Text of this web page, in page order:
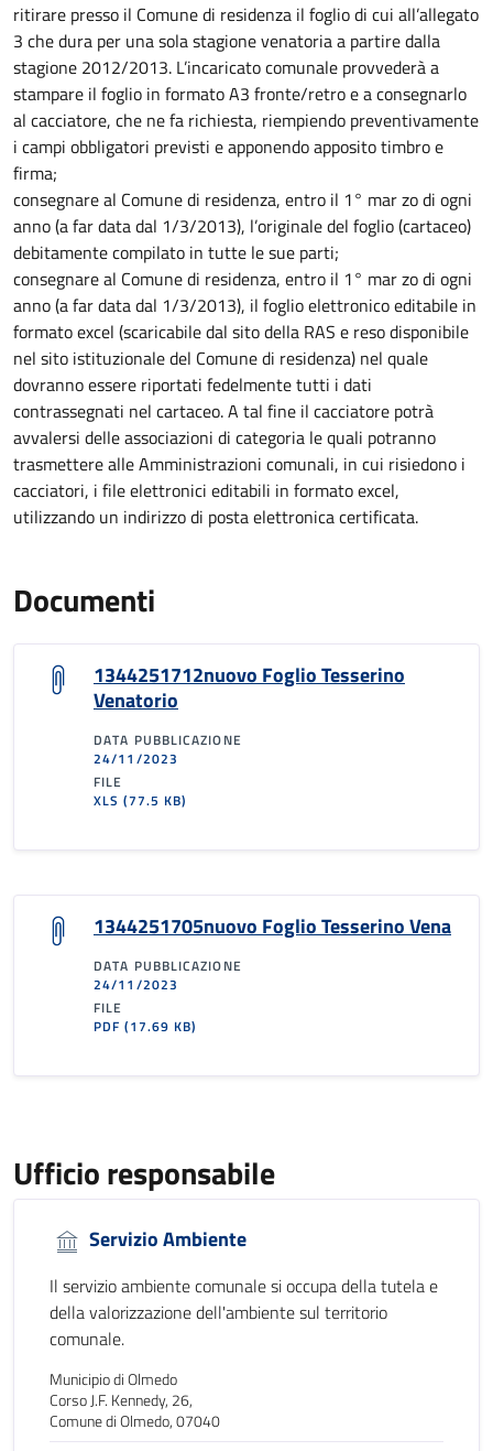
ritirare presso il Comune di residenza il foglio di cui all’allegato
3 che dura per una sola stagione venatoria a partire dalla
stagione 2012/2013. L’incaricato comunale provvederà a
stampare il foglio in formato A3 fronte/retro e a consegnarlo
al cacciatore, che ne fa richiesta, riempiendo preventivamente
i campi obbligatori previsti e apponendo apposito timbro e
firma;
consegnare al Comune di residenza, entro il 1° mar zo di ogni
anno (a far data dal 1/3/2013), l’originale del foglio (cartaceo)
debitamente compilato in tutte le sue parti;
consegnare al Comune di residenza, entro il 1° mar zo di ogni
anno (a far data dal 1/3/2013), il foglio elettronico editabile in
formato excel (scaricabile dal sito della RAS e reso disponibile
nel sito istituzionale del Comune di residenza) nel quale
dovranno essere riportati fedelmente tutti i dati
contrassegnati nel cartaceo. A tal fine il cacciatore potrà
avvalersi delle associazioni di categoria le quali potranno
trasmettere alle Amministrazioni comunali, in cui risiedono i
cacciatori, i file elettronici editabili in formato excel,
utilizzando un indirizzo di posta elettronica certificata.
Documenti
1344251712nuovo Foglio Tesserino
Venatorio
DATA PUBBLICAZIONE
24/11/2023
FILE
XLS(77.5 KB)
1344251705nuovo Foglio Tesserino Vena
DATA PUBBLICAZIONE
24/11/2023
FILE
PDF(17.69 KB)
Ufficio responsabile
Servizio Ambiente
Il servizio ambiente comunale si occupa della tutela e
della valorizzazione dell'ambiente sul territorio
comunale.
Municipio di Olmedo
Corso J.F. Kennedy, 26,
Comune di Olmedo, 07040